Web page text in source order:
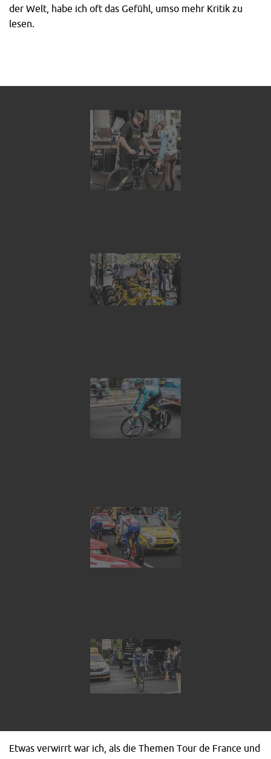
der Welt, habe ich oft das Gefühl, umso mehr Kritik zu
lesen.
Etwas verwirrt war ich, als die Themen Tour de France und